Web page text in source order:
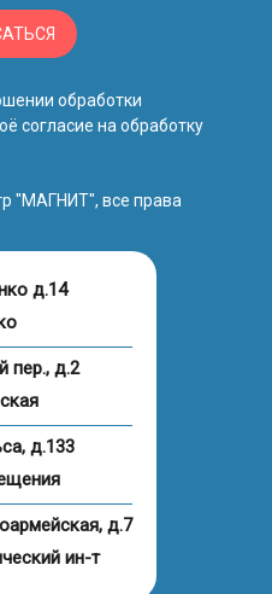
обработки
согласие на обработку
"МАГНИТ", все права
д.14
пер., д.2
д.133
д.7
ин-т